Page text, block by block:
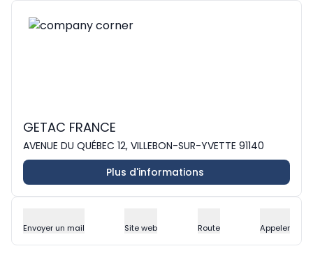
GETAC FRANCE
AVENUE DU QUÉBEC 12, VILLEBON-SUR-YVETTE 91140
Plus d'informations
Envoyer un mail Site web Route Appeler